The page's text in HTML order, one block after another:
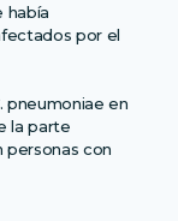
había
por el
pneumoniae en
la parte
personas con